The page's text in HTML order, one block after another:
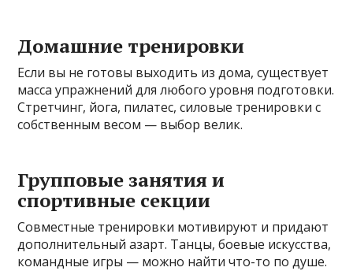
Домашние тренировки
Если вы не готовы выходить из дома, существует
масса упражнений для любого уровня подготовки.
Стретчинг, йога, пилатес, силовые тренировки с
собственным весом — выбор велик.
Групповые занятия и
спортивные секции
Совместные тренировки мотивируют и придают
дополнительный азарт. Танцы, боевые искусства,
командные игры — можно найти что-то по душе.